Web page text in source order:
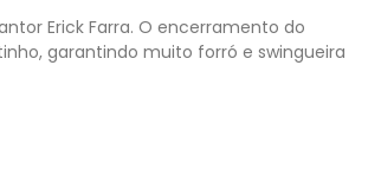
Erick Farra. O encerramento do
garantindo muito forró e swingueira